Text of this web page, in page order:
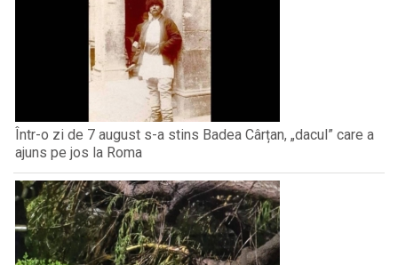
Într-o zi de 7 august s-a stins Badea Cârțan, „dacul” care a
ajuns pe jos la Roma